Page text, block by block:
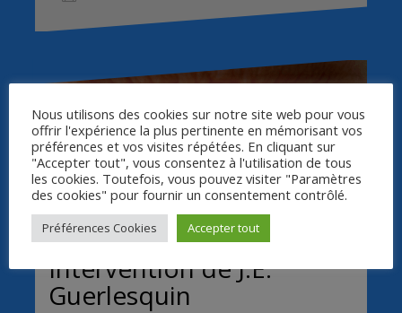
Intervention de J.E.
Guerlesquin
Nous utilisons des cookies sur notre site web pour vous
offrir l'expérience la plus pertinente en mémorisant vos
préférences et vos visites répétées. En cliquant sur
"Accepter tout", vous consentez à l'utilisation de tous
les cookies. Toutefois, vous pouvez visiter "Paramètres
des cookies" pour fournir un consentement contrôlé.
Préférences Cookies Accepter tout